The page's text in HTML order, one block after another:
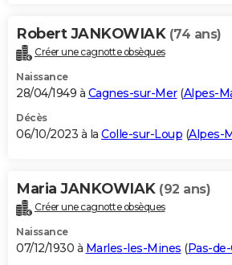
Robert JANKOWIAK (74 ans)
Créer une cagnotte obsèques
Naissance
28/04/1949 à Cagnes-sur-Mer(Alpes-
Décès
06/10/2023 à la Colle-sur-Loup (Alpes-
Maria JANKOWIAK (92 ans)
Créer une cagnotte obsèques
Naissance
07/12/1930 à Marles-les-Mines (Pas-de-